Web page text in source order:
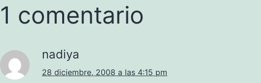
1 comentario
nadiya
28 diciembre, 2008 a las 4:15 pm